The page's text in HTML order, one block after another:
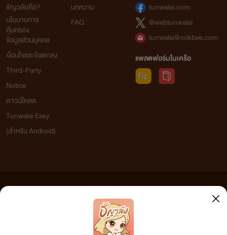
ธัญวลัยคือ?
นโยบายการ
คุ้มครอง
ข้อมูลส่วนบุคคล
เงื่อนไขและข้อตกลง
Third-Party
Notice
ดาวน์โหลด
Tunwalai Easy
(สำหรับ Android)
บทความ
FAQ
tunwalai.com
@webtunwalai
tunwalai@ookbee.com
แพลตฟอร์มในเครือ
เว็บไซต์แห่งนี้ไม่ได้เห็นด้วยและไม่ขอรับผิดชอบต่อข้อความใดๆ ทั้งสิ้น ดังนั้นผู้อ่านทุกท่านโปรดใช้
วิจารณญาณในการกลั่นกรองด้วยตนเอง และหากท่านพบข้อความใดๆ ที่ขัดต่อกฎหมายและศีลธรรม
กรุณาแจ้งมาที่ tunwalai@ookbee.com เพื่อทีมงานจะได้ดำเนินการในทันที ทั้งนี้ ทางเว็บไซต์ขอสงวน